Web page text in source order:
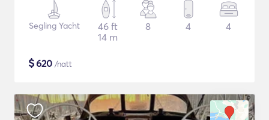
Segling Yacht
46 ft
14 m
8 4 4
$620 /natt